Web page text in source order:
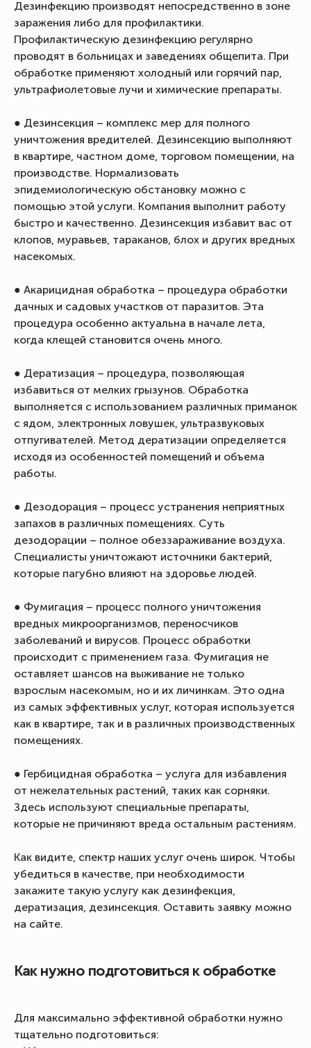
Дезинфекцию производят непосредственно в зоне
заражения либо для профилактики.
Профилактическую дезинфекцию регулярно
проводят в больницах и заведениях общепита. При
обработке применяют холодный или горячий пар,
ультрафиолетовые лучи и химические препараты.
● Дезинсекция – комплекс мер для полного
уничтожения вредителей. Дезинсекцию выполняют
в квартире, частном доме, торговом помещении, на
производстве. Нормализовать
эпидемиологическую обстановку можно с
помощью этой услуги. Компания выполнит работу
быстро и качественно. Дезинсекция избавит вас от
клопов, муравьев, тараканов, блох и других вредных
насекомых.
● Акарицидная обработка – процедура обработки
дачных и садовых участков от паразитов. Эта
процедура особенно актуальна в начале лета,
когда клещей становится очень много.
● Дератизация – процедура, позволяющая
избавиться от мелких грызунов. Обработка
выполняется с использованием различных приманок
с ядом, электронных ловушек, ультразвуковых
отпугивателей. Метод дератизации определяется
исходя из особенностей помещений и объема
работы.
● Дезодорация – процесс устранения неприятных
запахов в различных помещениях. Суть
дезодорации – полное обеззараживание воздуха.
Специалисты уничтожают источники бактерий,
которые пагубно влияют на здоровье людей.
● Фумигация – процесс полного уничтожения
вредных микроорганизмов, переносчиков
заболеваний и вирусов. Процесс обработки
происходит с применением газа. Фумигация не
оставляет шансов на выживание не только
взрослым насекомым, но и их личинкам. Это одна
из самых эффективных услуг, которая используется
как в квартире, так и в различных производственных
помещениях.
● Гербицидная обработка – услуга для избавления
от нежелательных растений, таких как сорняки.
Здесь используют специальные препараты,
которые не причиняют вреда остальным растениям.
Как видите, спектр наших услуг очень широк. Чтобы
убедиться в качестве, при необходимости
закажите такую услугу как дезинфекция,
дератизация, дезинсекция. Оставить заявку можно
на сайте.
Как нужно подготовиться к обработке
Для максимально эффективной обработки нужно
тщательно подготовиться: